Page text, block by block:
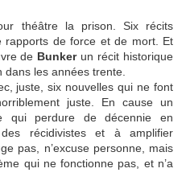
théâtre la prison. Six récits
rapports de force et de mort. Et
de Bunkerun récit historique
les années trente.
juste, six nouvelles qui ne font
juste. En cause un
qui perdure de décennie en
récidivistes et à amplifier
pas, n’excuse personne, mais
qui ne fonctionne pas, et n’a